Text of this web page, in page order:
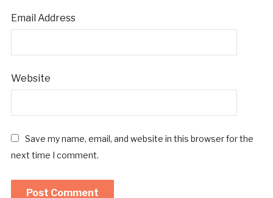
Email Address
Website
Save my name, email, and website in this browser for the
next time I comment.